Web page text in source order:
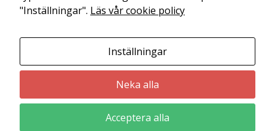
Friskolornas riksförbund är en branschorganisation för
utbildning och barnomsorg i enskild regi.
"Inställningar". Läs vår cookie policy
Inställningar
Neka alla
Acceptera alla
webbplatsen
taget ska
fungera.
S
a